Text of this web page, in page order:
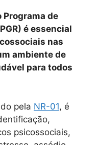
de
é essencial
nas
ambiente de
para todos
pela NR-01, é
psicossociais,